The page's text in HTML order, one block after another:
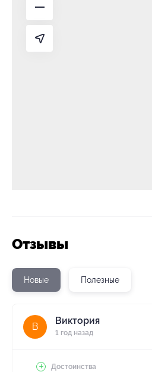
Отзывы
Новые Полезные
В
Виктория
1 год назад
Достоинства